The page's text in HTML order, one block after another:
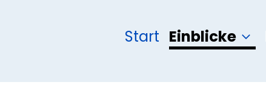
Start Einblicke